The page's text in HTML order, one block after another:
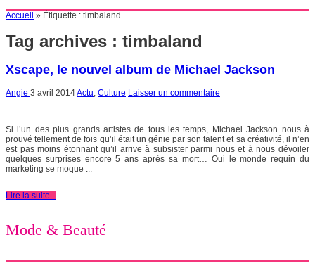
Accueil » Étiquette : timbaland
Tag archives : timbaland
Xscape, le nouvel album de Michael Jackson
Angie 3 avril 2014Actu, Culture Laisser un commentaire
Si l’un des plus grands artistes de tous les temps, Michael Jackson nous à
prouvé tellement de fois qu’il était un génie par son talent et sa créativité, il n’en
est pas moins étonnant qu’il arrive à subsister parmi nous et à nous dévoiler
quelques surprises encore 5 ans après sa mort… Oui le monde requin du
marketing se moque ...
Lire la suite...
Mode & Beauté